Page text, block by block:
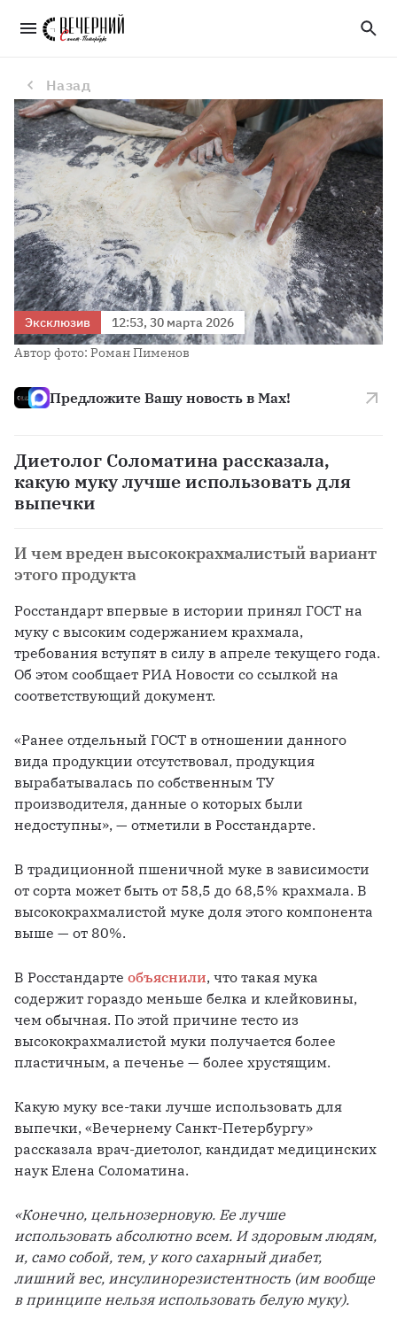
Диетолог Соломатина рассказала, какую муку лучше использовать для выпечки
Назад
Эксклюзив
12:53, 30 марта 2026
Автор фото: Роман Пименов
Предложите Вашу новость в Max!
Диетолог Соломатина рассказала,
какую муку лучше использовать для
выпечки
И чем вреден высококрахмалистый вариант
этого продукта
Росстандарт впервые в истории принял ГОСТ на
муку с высоким содержанием крахмала,
требования вступят в силу в апреле текущего года.
Об этом сообщает РИА Новости со ссылкой на
соответствующий документ.
«Ранее отдельный ГОСТ в отношении данного
вида продукции отсутствовал, продукция
вырабатывалась по собственным ТУ
производителя, данные о которых были
недоступны», — отметили в Росстандарте.
В традиционной пшеничной муке в зависимости
от сорта может быть от 58,5 до 68,5% крахмала. В
высококрахмалистой муке доля этого компонента
выше — от 80%.
В Росстандарте объяснили, что такая мука
содержит гораздо меньше белка и клейковины,
чем обычная. По этой причине тесто из
высококрахмалистой муки получается более
пластичным, а печенье — более хрустящим.
Какую муку все-таки лучше использовать для
выпечки, «Вечернему Санкт-Петербургу»
рассказала врач-диетолог, кандидат медицинских
наук Елена Соломатина.
«Конечно, цельнозерновую. Ее лучше
использовать абсолютно всем. И здоровым людям,
и, само собой, тем, у кого сахарный диабет,
лишний вес, инсулинорезистентность (им вообще
в принципе нельзя использовать белую муку).